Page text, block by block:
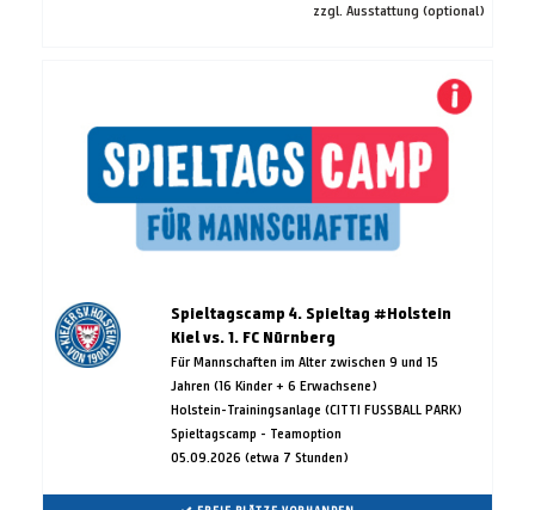
zzgl. Ausstattung (optional)
Spieltagscamp 4. Spieltag #Holstein
Kiel vs. 1. FC Nürnberg
Für Mannschaften im Alter zwischen 9 und 15
Jahren (16 Kinder + 6 Erwachsene)
Holstein-Trainingsanlage (CITTI FUSSBALL PARK)
Spieltagscamp - Teamoption
05.09.2026 (etwa 7 Stunden)